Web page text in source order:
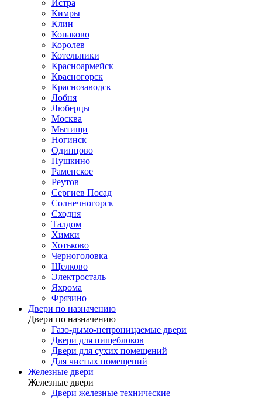
Истра
Кимры
Клин
Конаково
Королев
Котельники
Красноармейск
Красногорск
Краснозаводск
Лобня
Люберцы
Москва
Мытищи
Ногинск
Одинцово
Пушкино
Раменское
Реутов
Сергиев Посад
Солнечногорск
Сходня
Талдом
Химки
Хотьково
Черноголовка
Щелково
Электросталь
Яхрома
Фрязино
Двери по назначению
Двери по назначению
Газо-дымо-непроницаемые двери
Двери для пищеблоков
Двери для сухих помещений
Для чистых помещений
Железные двери
Железные двери
Двери железные технические